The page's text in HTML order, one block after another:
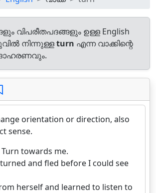
വിപരീതപദങ്ങളും ഉള്ള English
നിന്നുള്ളturn എന്ന വാക്കിന്റെ
orientation or direction, also
sense.
Turn towards me.
and fled before I could see
herself and learned to listen to